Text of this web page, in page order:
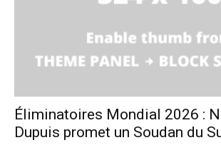
Éliminatoires Mondial 2026 :
Dupuis promet un Soudan du